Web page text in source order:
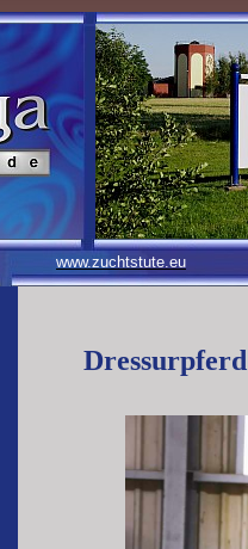
www.zuchtstute.eu